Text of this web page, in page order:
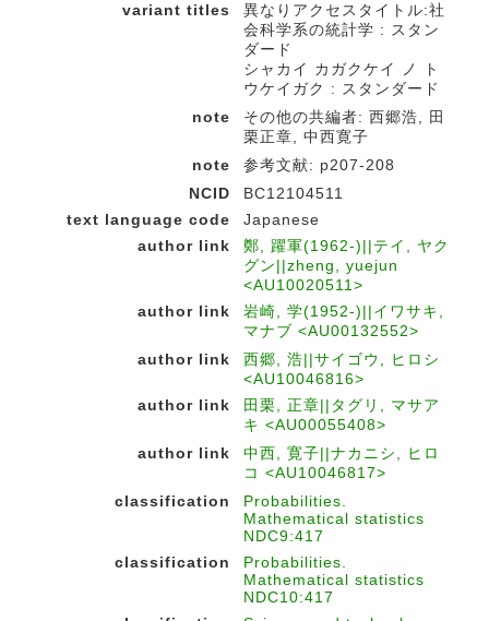
variant titles
異なりアクセスタイトル:社
会科学系の統計学 : スタン
ダード
シャカイ カガクケイ ノ ト
ウケイガク : スタンダード
note
その他の共編者: 西郷浩, 田
栗正章, 中西寛子
note
参考文献: p207-208
NCID
BC12104511
text language code
Japanese
author link
鄭, 躍軍(1962-)||テイ, ヤク
グン||zheng, yuejun
<AU10020511>
author link
岩崎, 学(1952-)||イワサキ,
マナブ <AU00132552>
author link
西郷, 浩||サイゴウ, ヒロシ
<AU10046816>
author link
田栗, 正章||タグリ, マサア
キ <AU00055408>
author link
中西, 寛子||ナカニシ, ヒロ
コ <AU10046817>
classification
Probabilities.
Mathematical statistics
NDC9:417
classification
Probabilities.
Mathematical statistics
NDC10:417